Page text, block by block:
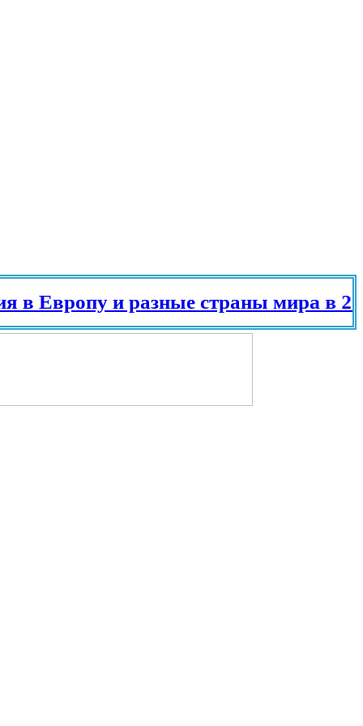
Европу и разные страны мира в 2025